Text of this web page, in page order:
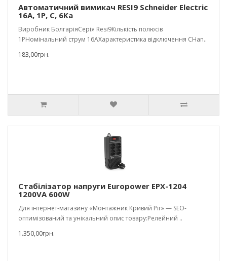
Автоматичний вимикач RESI9 Schneider Electric
16A, 1P, С, 6Kа
Виробник БолгаріяСерія Resi9Кількість полюсів
1PНомінальний струм 16АХарактеристика відключення СНап..
183,00грн.
Стабілізатор напруги Europower EPX-1204
1200VA 600W
Для інтернет-магазину «Монтажник Кривий Ріг» — SEO-
оптимізований та унікальний опис товару:Релейний ..
1.350,00грн.